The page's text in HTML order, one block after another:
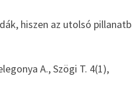
hiszen az utolsó
A., Szögi T. 4(1),